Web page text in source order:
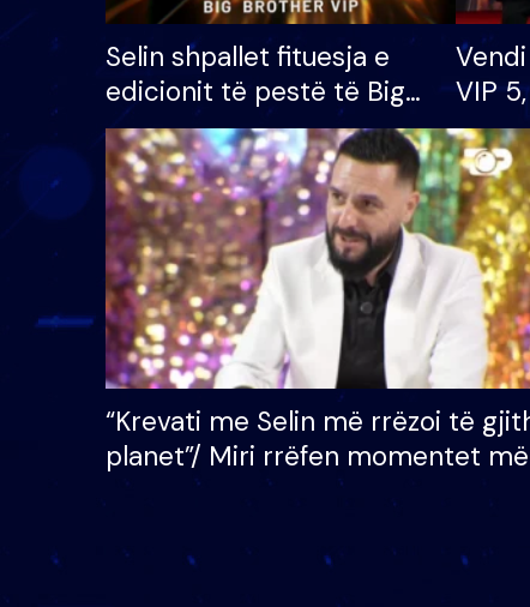
Selin shpallet fituesja e
edicionit të pestë të Big
Brother VIP, rrëmben
çmimin e madh prej 100
mijë eurosh
VIP
“Krevati me Selin më rrëzoi të
planet”/ Miri rrëfen momentet
bukura në shtëpinë e BB VIP: Do